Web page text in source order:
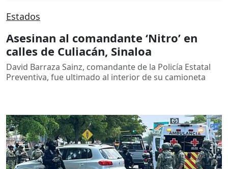
Estados
Asesinan al comandante ‘Nitro’ en
calles de Culiacán, Sinaloa
David Barraza Sainz, comandante de la Policía Estatal
Preventiva, fue ultimado al interior de su camioneta